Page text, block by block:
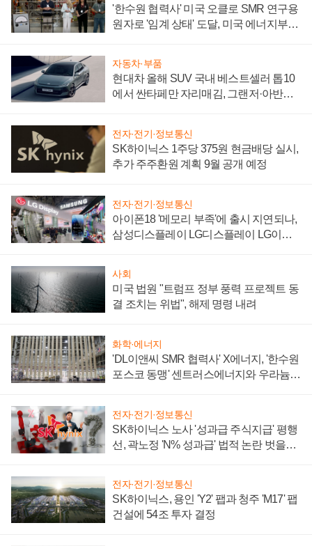
'한수원 협력사' 미국 오클로 SMR 연구용
원자로 '임계 상태' 도달, 미국 에너지부
자동차·부품
현대차 올해 SUV 국내 베스트셀러 톱10
에서 싼타페만 자리매김, 그랜저·아반떼
전자·전기·정보통신
SK하이닉스 1주당 375원 현금배당 실시,
추가 주주환원 계획 9월 공개 예정
전자·전기·정보통신
아이폰18 '메모리 부족'에 출시 지연되나,
삼성디스플레이 LG디스플레이 LG이노
사회
미국 법원 "트럼프 정부 풍력 프로젝트 동
결 조치는 위법", 해제 명령 내려
화학·에너지
'DL이앤씨 SMR 협력사' X에너지, '한수원
포스코 동맹' 센트러스에너지와 우라늄
전자·전기·정보통신
SK하이닉스 노사 '성과급 주식지급' 평행
선, 곽노정 'N% 성과급' 법적 논란 벗을지
전자·전기·정보통신
SK하이닉스, 용인 'Y2' 팹과 청주 'M17' 팹
건설에 54조 투자 결정